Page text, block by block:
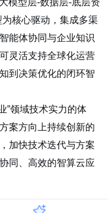
核心驱动，集成多渠
能体协同与企业知识
灵活支持全球化运营
到决策优化的闭环智
”领域技术实力的体
案方向上持续创新的
加快技术迭代与方案
同、高效的智算云应